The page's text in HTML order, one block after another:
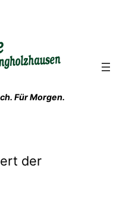
Für Morgen.
der